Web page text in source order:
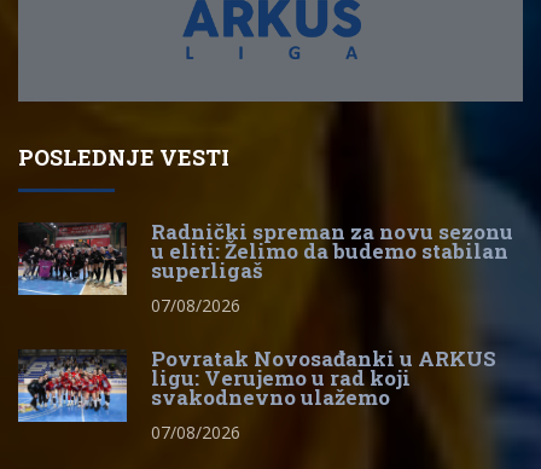
POSLEDNJE VESTI
Radnički spreman za novu sezonu
u eliti: Želimo da budemo stabilan
superligaš
07/08/2026
Povratak Novosađanki u ARKUS
ligu: Verujemo u rad koji
svakodnevno ulažemo
07/08/2026